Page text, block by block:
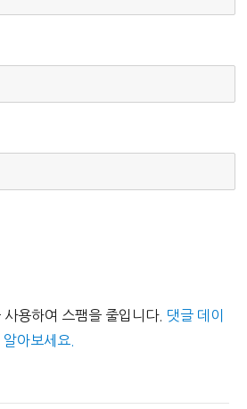
용하여 스팸을 줄입니다. 댓글 데이
아보세요.